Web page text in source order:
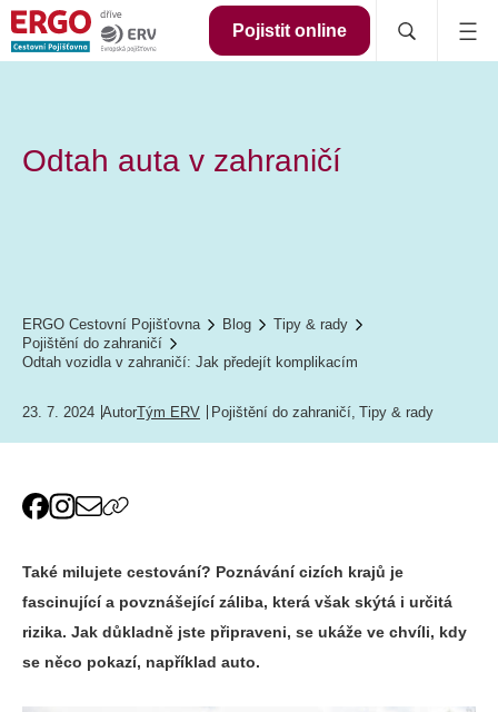
Pojistit online
Odtah auta v zahraničí
ERGO Cestovní Pojišťovna Blog
Tipy & rady
Pojištění do zahraničí
Odtah vozidla v zahraničí: Jak předejít komplikacím
23. 7. 2024 AutorTým ERV Pojištění do zahraničí, Tipy & rady
Také milujete cestování? Poznávání cizích krajů je
fascinující a povznášející záliba, která však skýtá i určitá
rizika. Jak důkladně jste připraveni, se ukáže ve chvíli, kdy
se něco pokazí, například auto.